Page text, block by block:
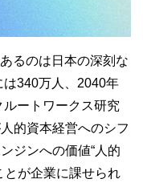
るのは日本の深刻な
は340万人、 2040年
ートワークス研究
的資本経営へのシフ
ジンへの価値“人的
とが企業に課せられ